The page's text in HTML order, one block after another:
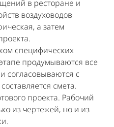
в ресторане и
воздуховодов
а затем
специфических
продумываются все
согласовываются с
смета.
проекта. Рабочий
из чертежей, но и из